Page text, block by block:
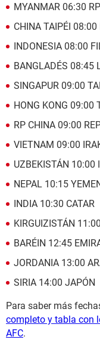
MYANMAR 06:30
CHINA TAIPÉI
INDONESIA 08:00
BANGLADÉS 08:45
SINGAPUR 09:00
HONG KONG 09:00
RP CHINA 09:00
VIETNAM 09:00
UZBEKISTÁN 10:00
NEPAL 10:15
INDIA 10:30 CATAR
KIRGUIZISTÁN
BARÉIN 12:45
JORDANIA 13:00
SIRIA 14:00 JAPÓN
Para saber más
completo y tabla con
AFC.